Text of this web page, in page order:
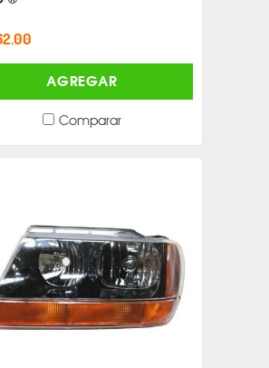
AGREGAR
Comparar